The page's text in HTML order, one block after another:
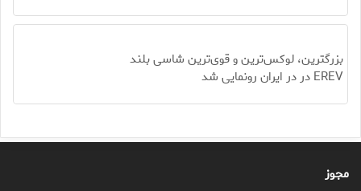
بزرگترین، لوکس‌ترین و قوی‌ترین شاسی بلند
EREV در در ایران رونمایی شد
مجوز